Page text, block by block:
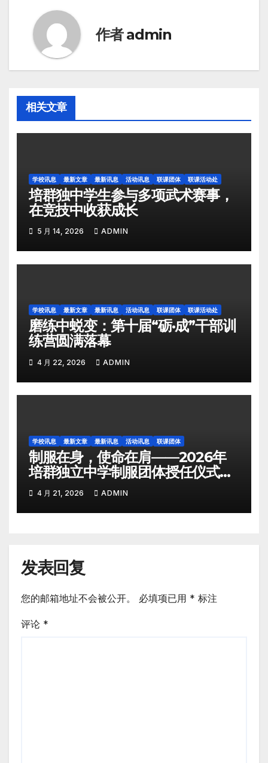
作者admin
相关文章
学校讯息 最新文章 最新讯息 活动讯息 联课团体 联课活动处
培群独中学生参与多项武术赛事，
在竞技中收获成长
5 月 14, 2026 ADMIN
学校讯息 最新文章 最新讯息 活动讯息 联课团体 联课活动处
磨练中蜕变：第十届“砺·成”干部训
练营圆满落幕
4 月 22, 2026 ADMIN
学校讯息 最新文章 最新讯息 活动讯息 联课团体
制服在身，使命在肩——2026年
培群独立中学制服团体授任仪式圆
满举行
4 月 21, 2026 ADMIN
发表回复
您的邮箱地址不会被公开。 必填项已用 * 标注
评论 *